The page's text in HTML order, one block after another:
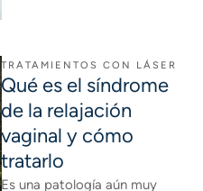
TRATAMIENTOS CON LÁSER
Qué es el síndrome
de la relajación
vaginal y cómo
tratarlo
Es una patología aún muy